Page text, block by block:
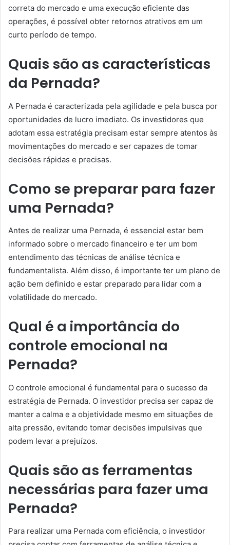
correta do mercado e uma execução eficiente das
operações, é possível obter retornos atrativos em um
curto período de tempo.
Quais são as características
da Pernada?
A Pernada é caracterizada pela agilidade e pela busca por
oportunidades de lucro imediato. Os investidores que
adotam essa estratégia precisam estar sempre atentos às
movimentações do mercado e ser capazes de tomar
decisões rápidas e precisas.
Como se preparar para fazer
uma Pernada?
Antes de realizar uma Pernada, é essencial estar bem
informado sobre o mercado financeiro e ter um bom
entendimento das técnicas de análise técnica e
fundamentalista. Além disso, é importante ter um plano de
ação bem definido e estar preparado para lidar com a
volatilidade do mercado.
Qual é a importância do
controle emocional na
Pernada?
O controle emocional é fundamental para o sucesso da
estratégia de Pernada. O investidor precisa ser capaz de
manter a calma e a objetividade mesmo em situações de
alta pressão, evitando tomar decisões impulsivas que
podem levar a prejuízos.
Quais são as ferramentas
necessárias para fazer uma
Pernada?
Para realizar uma Pernada com eficiência, o investidor